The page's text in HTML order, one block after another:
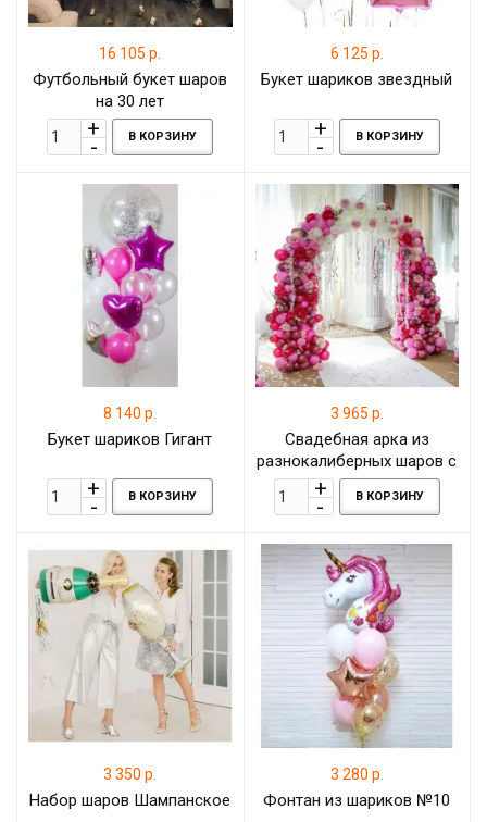
16 105 р.
Футбольный букет шаров
на 30 лет
В КОРЗИНУ
6 125 р.
Букет шариков звездный
В КОРЗИНУ
8 140 р.
Букет шариков Гигант
В КОРЗИНУ
3 965 р.
Свадебная арка из
разнокалиберных шаров с
живыми цветами, 1 метр
В КОРЗИНУ
3 350 р.
Набор шаров Шампанское
3 280 р.
Фонтан из шариков №10